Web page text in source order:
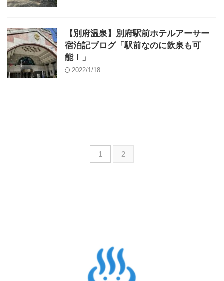
【別府温泉】別府駅前ホテルアーサー
宿泊記ブログ「駅前なのに飲泉も可
能！」
2022/1/18
1 2